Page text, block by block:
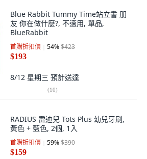
Blue Rabbit Tummy Time站立書 朋
友 你在做什麼?, 不適用, 單品,
BlueRabbit
首購折扣價 54%$423
$193
8/12 星期三 預計送達
(10)
RADIUS 雷迪兒 Tots Plus 幼兒牙刷,
黃色 + 藍色, 2個, 1入
首購折扣價 59%$390
$159